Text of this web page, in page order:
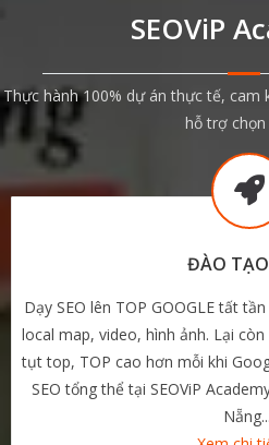
SEOViP
Thực hành 100% dự án thực tế, cam
hỗ trợ chọn
ĐÀO TẠO
Dạy SEO lên TOP GOOGLE tất
local map, video, hình ảnh. Lại
tụt top, TOP cao hơn mỗi khi
SEO tổng thể tại SEOViP
Nẵng...